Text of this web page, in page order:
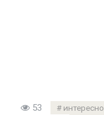
53 интересно